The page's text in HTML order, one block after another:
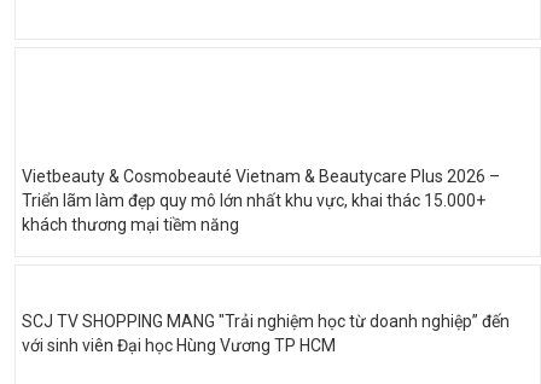
Vietbeauty & Cosmobeauté Vietnam & Beautycare Plus 2026 –
Triển lãm làm đẹp quy mô lớn nhất khu vực, khai thác 15.000+
khách thương mại tiềm năng
SCJ TV SHOPPING MANG "Trải nghiệm học từ doanh nghiệp” đến
với sinh viên Đại học Hùng Vương TP HCM